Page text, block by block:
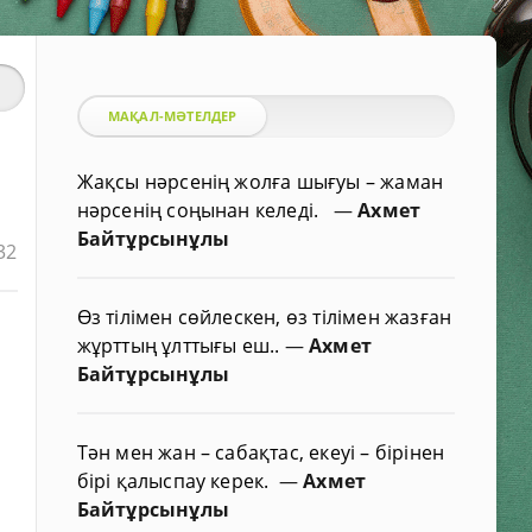
МАҚАЛ-МӘТЕЛДЕР
Жақсы нәрсенің жолға шығуы – жаман
нәрсенің соңынан келеді. —Ахмет
Байтұрсынұлы
Өз тілімен сөйлескен, өз тілімен жазған
жұрттың ұлттығы еш.. —Ахмет
Байтұрсынұлы
Тән мен жан – сабақтас, екеуі – бірінен
бірі қалыспау керек. —Ахмет
Байтұрсынұлы